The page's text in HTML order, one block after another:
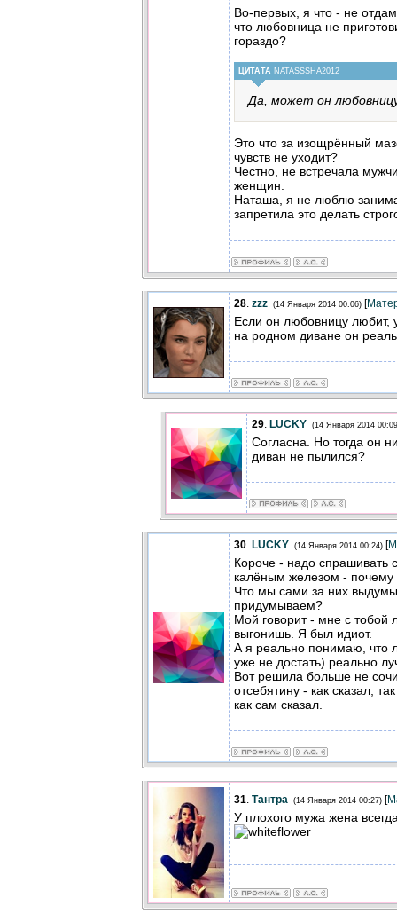
Во-первых, я что - не
что любовница не
гораздо?
ЦИТАТА NATASSSHA2012
Да, может он
Это что за изощрённый
чувств не уходит?
Честно, не встречала
женщин.
Наташа, я не люблю
запретила это делать
28. zzz (14 Января 2014 00:06) [
Если он любовницу любит,
на родном диване он
29. LUCKY (14 Января 2014
Согласна. Но тогда он
диван не пылился?
30. LUCKY (14 Января 2014 00:24) [
Короче - надо спрашивать
калёным железом -
Что мы сами за них
придумываем?
Мой говорит - мне с тобой
выгонишь. Я был идиот.
А я реально понимаю, что
уже не достать) реально
Вот решила больше не
отсебятину - как сказал,
как сам сказал.
31. Тантра (14 Января 2014 00:27) [
У плохого мужа жена